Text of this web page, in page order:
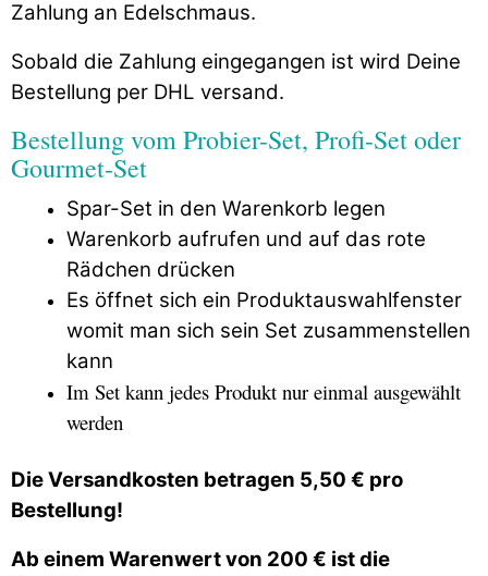
Zahlung an Edelschmaus.
Sobald die Zahlung eingegangen ist wird Deine
Bestellung per DHL versand.
Bestellung vom Probier-Set, Profi-Set oder
Gourmet-Set
Spar-Set in den Warenkorb legen
Warenkorb aufrufen und auf das rote
Rädchen drücken
Es öffnet sich ein Produktauswahlfenster
womit man sich sein Set zusammenstellen
kann
Im Set kann jedes Produkt nur einmal ausgewählt
werden
Die Versandkosten betragen 5,50 € pro
Bestellung!
Ab einem Warenwert von 200 € ist die